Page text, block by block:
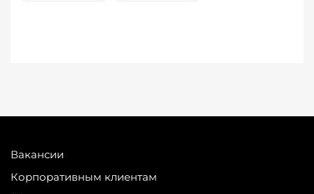
Вакансии
Корпоративным клиентам